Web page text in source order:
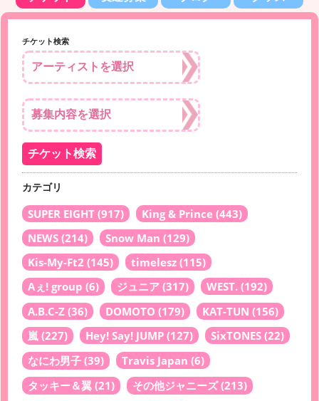
チケット検索
カテゴリ
SUPER EIGHT (917) King & Prince (443)
NEWS (214) Snow Man (129)
Kis-My-Ft2 (145) timelesz (115)
Aぇ! group (6) ジュニア (317) WEST. (192)
A.B.C-Z (36) DOMOTO (179) KAT-TUN (156)
嵐 (227) Hey! Say! JUMP (127) SixTONES (22)
なにわ男子 (39) Travis Japan (6)
タッキー＆翼 (21) その他ジャニーズ(213)